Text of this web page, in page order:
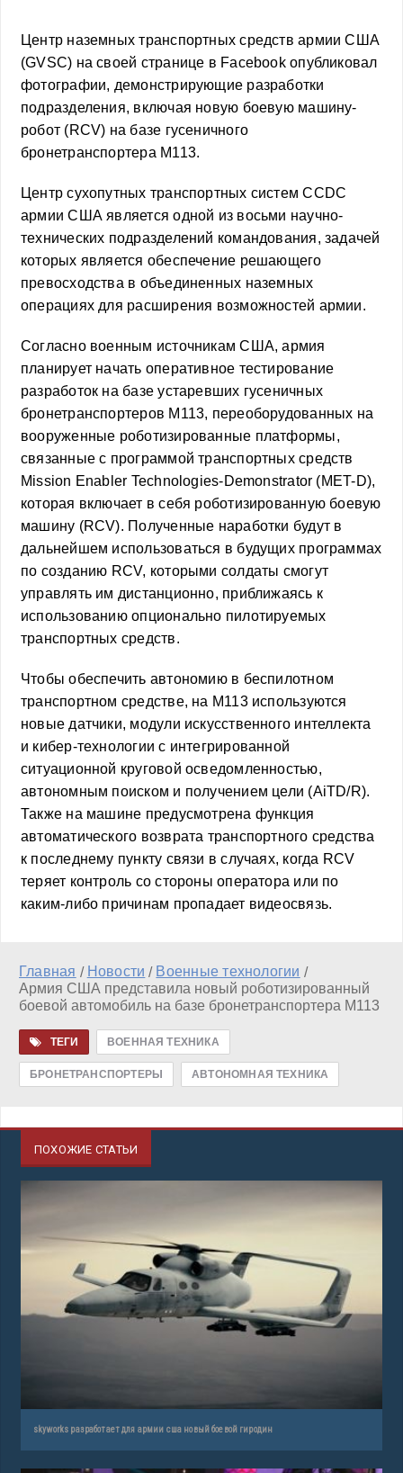
Центр наземных транспортных средств армии США
(GVSC) на своей странице в Facebook опубликовал
фотографии, демонстрирующие разработки
подразделения, включая новую боевую машину-
робот (RCV) на базе гусеничного
бронетранспортера M113.
Центр сухопутных транспортных систем CCDC
армии США является одной из восьми научно-
технических подразделений командования, задачей
которых является обеспечение решающего
превосходства в объединенных наземных
операциях для расширения возможностей армии.
Согласно военным источникам США, армия
планирует начать оперативное тестирование
разработок на базе устаревших гусеничных
бронетранспортеров M113, переоборудованных на
вооруженные роботизированные платформы,
связанные с программой транспортных средств
Mission Enabler Technologies-Demonstrator (MET-D),
которая включает в себя роботизированную боевую
машину (RCV). Полученные наработки будут в
дальнейшем использоваться в будущих программах
по созданию RCV, которыми солдаты смогут
управлять им дистанционно, приближаясь к
использованию опционально пилотируемых
транспортных средств.
Чтобы обеспечить автономию в беспилотном
транспортном средстве, на M113 используются
новые датчики, модули искусственного интеллекта
и кибер-технологии с интегрированной
ситуационной круговой осведомленностью,
автономным поиском и получением цели (AiTD/R).
Также на машине предусмотрена функция
автоматического возврата транспортного средства
к последнему пункту связи в случаях, когда RCV
теряет контроль со стороны оператора или по
каким-либо причинам пропадает видеосвязь.
Главная / Новости / Военные технологии /
Армия США представила новый роботизированный
боевой автомобиль на базе бронетранспортера M113
ТЕГИ ВОЕННАЯ ТЕХНИКА
БРОНЕТРАНСПОРТЕРЫ АВТОНОМНАЯ ТЕХНИКА
ПОХОЖИЕ СТАТЬИ
skyworks разработает для армии сша новый боевой гиродин